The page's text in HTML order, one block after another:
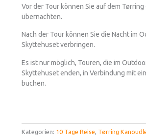
Vor der Tour können Sie auf dem Tørring
übernachten.
Nach der Tour können Sie die Nacht im
Skyttehuset verbringen.
Es ist nur möglich, Touren, die im
Skyttehuset enden, in Verbindung mit
buchen.
Kategorien: 10 Tage Reise, Tørring